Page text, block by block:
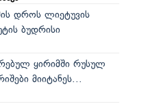
დროს ლიეტუვის
ბუდრისი
ყირიმში რუსულ
მიიტანეს...